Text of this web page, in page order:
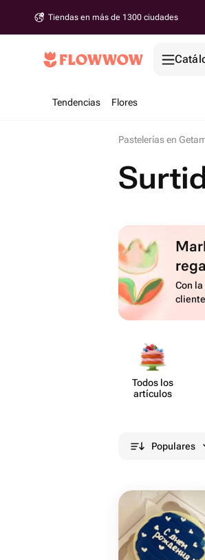
Tiendas en más de 1300 ciudades
Tendencias Flores
Pastelerías en
Con
Todos los
artículos
Populares